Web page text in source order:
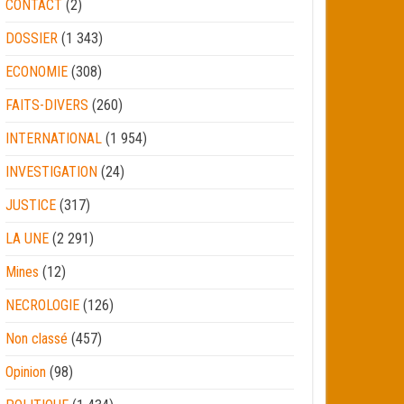
CONTACT (2)
DOSSIER (1 343)
ECONOMIE (308)
FAITS-DIVERS (260)
INTERNATIONAL (1 954)
INVESTIGATION (24)
JUSTICE (317)
LA UNE (2 291)
Mines (12)
NECROLOGIE (126)
Non classé (457)
Opinion (98)